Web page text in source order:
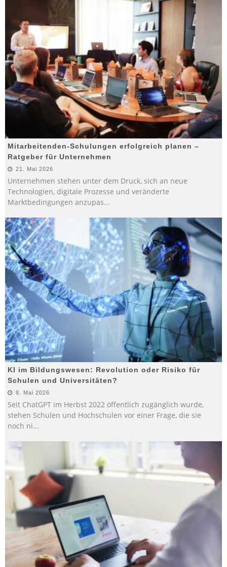
Mitarbeitenden-Schulungen erfolgreich planen –
Ratgeber für Unternehmen
21. Mai 2026
Unternehmen stehen unter dem Druck, sich an neue
Technologien, digitale Prozesse und veränderte
Marktbedingungen anzupas...
KI im Bildungswesen: Revolution oder Risiko für
Schulen und Universitäten?
8. Mai 2026
Seit ChatGPT im Herbst 2022 öffentlich zugänglich wurde,
stehen Schulen und Hochschulen vor einer Frage, die sie
noch ni...